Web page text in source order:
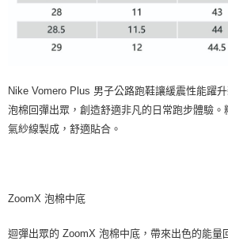
Nike Vomero Plus 男子公路跑鞋讓緩震性能躍
泡棉回彈出眾，創造舒適非凡的日常跑步體驗
氣紗線製成，舒適貼合。
ZoomX 泡棉中底
迴彈出眾的 ZoomX 泡棉中底，帶來出色的能量